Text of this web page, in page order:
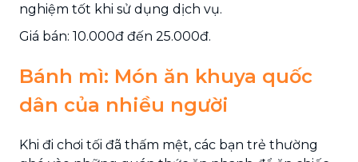
nghiệm tốt khi sử dụng dịch vụ.
Giá bán: 10.000đ đến 25.000đ.
Bánh mì: Món ăn khuya quốc
dân của nhiều người
Khi đi chơi tối đã thấm mệt, các bạn trẻ thường